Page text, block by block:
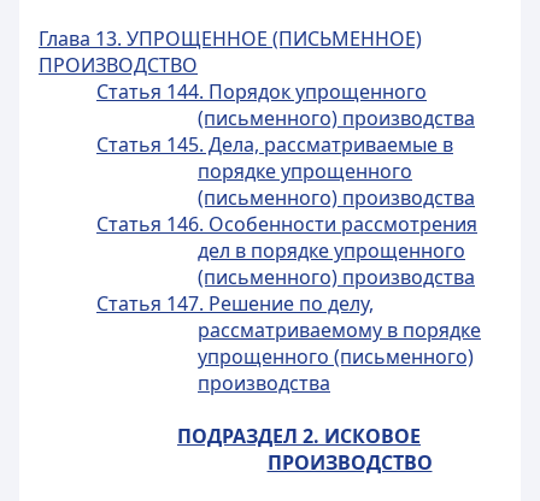
Глава 13. УПРОЩЕННОЕ (ПИСЬМЕННОЕ)
ПРОИЗВОДСТВО
Статья 144. Порядок упрощенного
(письменного) производства
Статья 145. Дела, рассматриваемые в
порядке упрощенного
(письменного) производства
Статья 146. Особенности рассмотрения
дел в порядке упрощенного
(письменного) производства
Статья 147. Решение по делу,
рассматриваемому в порядке
упрощенного (письменного)
производства
ПОДРАЗДЕЛ 2. ИСКОВОЕ
ПРОИЗВОДСТВО